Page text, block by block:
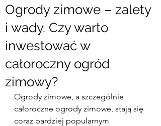
Ogrody zimowe – zalety
i wady. Czy warto
inwestować w
całoroczny ogród
zimowy?
Ogrody zimowe, a szczególnie
całoroczne ogrody zimowe, stają się
coraz bardziej popularnym